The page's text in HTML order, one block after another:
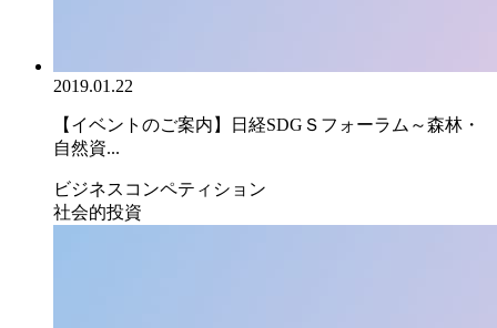
2019.01.22
【イベントのご案内】日経SDGＳフォーラム～森林・
自然資...
ビジネスコンペティション
社会的投資